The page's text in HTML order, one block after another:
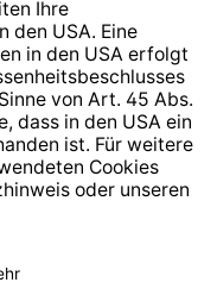
zzgl.